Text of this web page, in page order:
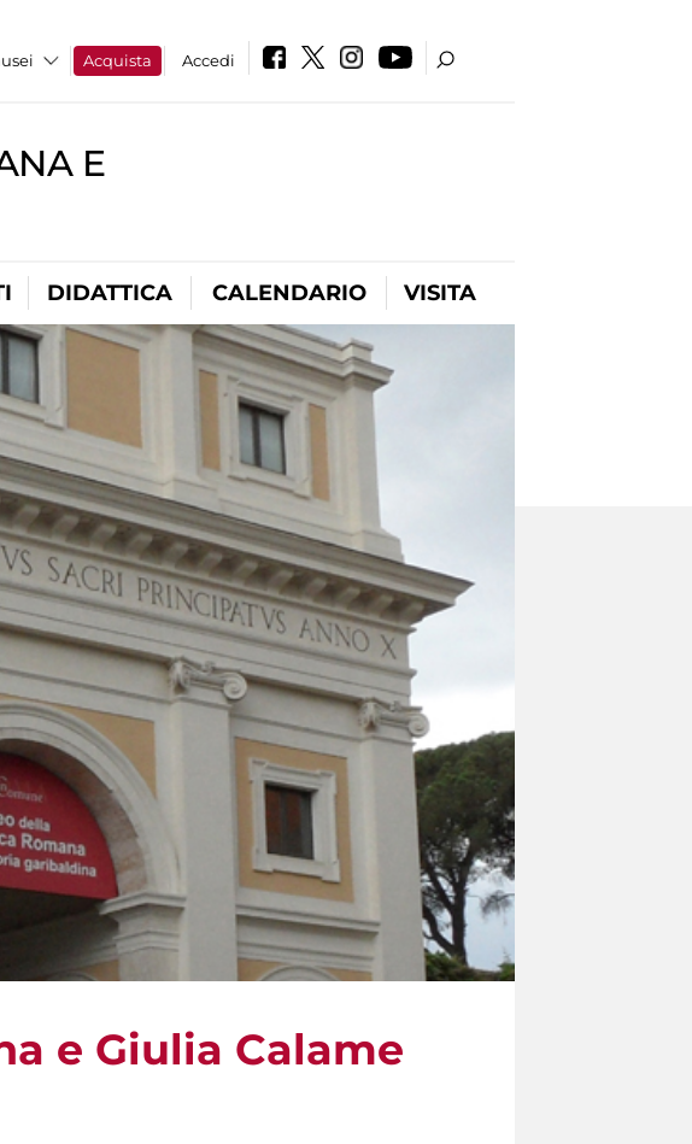
Acquista Accedi
E
DIDATTICA CALENDARIO VISITA
e Giulia Calame